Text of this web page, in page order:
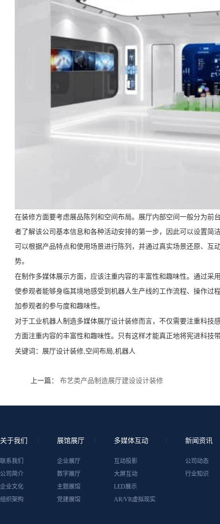
在装修方面要考虑展品陈列和空间布局。展厅内部空间一般分为
者了解该公司基本信息和各种活动安排的第一步，因此可以设置
可以根据产品特点和使用场景进行陈列，并通过真实场景还原、
势。
在制作多媒体展示方面，应该注重内容的丰富性和趣味性。通过采
使参观者能够身临其境地感受到机器人生产线的工作流程、操作
加参观者的参与度和趣味性。
对于工业机器人制造多媒体展厅设计装修而言，不仅需要注重科
方面注重内容的丰富性和趣味性。只有这样才能真正地将宪进科技
关键词： 展厅设计装修,空间布局,机器人
上一篇： 布艺类产品制造展厅建设设计装修
关于我们
联系我们
公司简介
企业文化
组织架构
展馆展厅
企业展厅
数字展厅
主题展馆
党建展馆
多媒体互动
互动投影
大屏互动
LED展示
AR/VR虚拟现实
新闻资讯
公司动态
行业知识